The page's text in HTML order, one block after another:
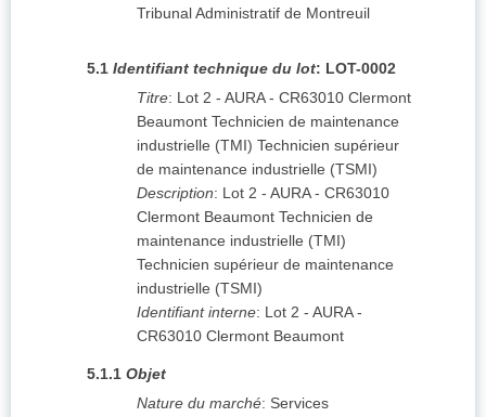
Tribunal Administratif de Montreuil
5.1 Identifiant technique du lot: LOT-0002
Titre: Lot 2 - AURA - CR63010 Clermont
Beaumont Technicien de maintenance
industrielle (TMI) Technicien supérieur
de maintenance industrielle (TSMI)
Description: Lot 2 - AURA - CR63010
Clermont Beaumont Technicien de
maintenance industrielle (TMI)
Technicien supérieur de maintenance
industrielle (TSMI)
Identifiant interne: Lot 2 - AURA -
CR63010 Clermont Beaumont
5.1.1 Objet
Nature du marché: Services